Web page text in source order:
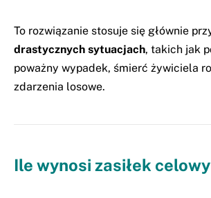
To rozwiązanie stosuje się głównie
drastycznych sytuacjach, takich jak
poważny wypadek, śmierć żywiciela
zdarzenia losowe.
Ile wynosi zasiłek